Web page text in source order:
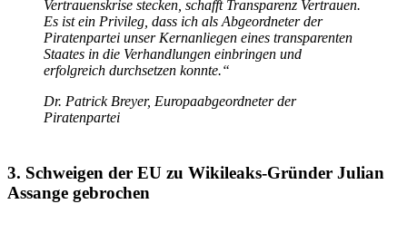
Vertrauenskrise stecken, schafft Transparenz Vertrauen.
Es ist ein Privileg, dass ich als Abgeordneter der
Piratenpartei unser Kernanliegen eines transparenten
Staates in die Verhandlungen einbringen und
erfolgreich durchsetzen konnte.“
Dr. Patrick Breyer, Europaabgeordneter der
Piratenpartei
3. Schweigen der EU zu Wikileaks-Gründer Julian
Assange gebrochen